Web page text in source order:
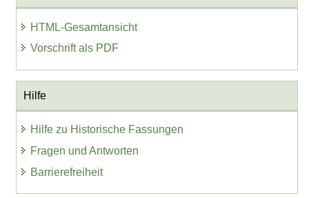
HTML-Gesamtansicht
Vorschrift als PDF
Hilfe
Hilfe zu Historische Fassungen
Fragen und Antworten
Barrierefreiheit